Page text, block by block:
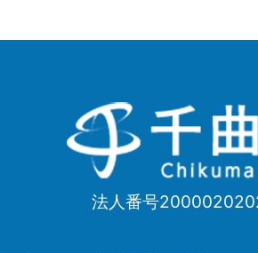
千
曲
Chikuma
法人番号